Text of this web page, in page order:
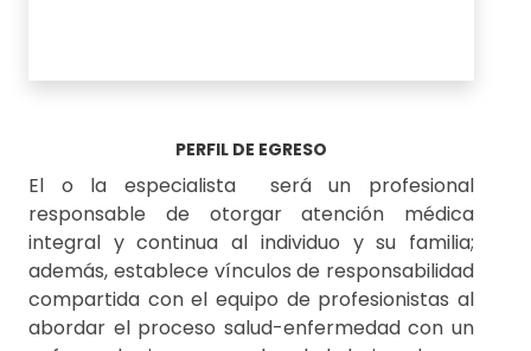
PERFIL DE EGRESO
El o la especialista será un profesional
responsable de otorgar atención médica
integral y continua al individuo y su familia;
además, establece vínculos de responsabilidad
compartida con el equipo de profesionistas al
abordar el proceso salud-enfermedad con un